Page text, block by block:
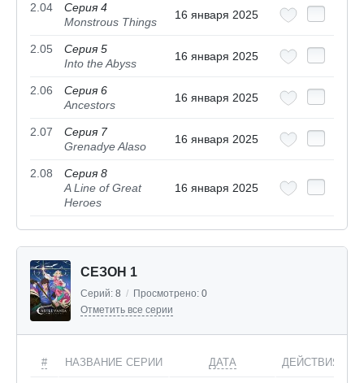
2.04
Серия 4
Monstrous Things
16 января 2025
2.05
Серия 5
Into the Abyss
16 января 2025
2.06
Серия 6
Ancestors
16 января 2025
2.07
Серия 7
Grenadye Alaso
16 января 2025
2.08
Серия 8
A Line of Great
Heroes
16 января 2025
СЕЗОН 1
Серий: 8 / Просмотрено: 0
Отметить все серии
# НАЗВАНИЕ СЕРИИ ДАТА ДЕЙСТВИЯ